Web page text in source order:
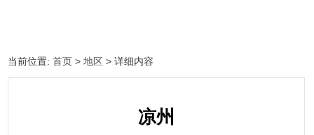
当前位置:首页 >地区 > 详细内容
凉州